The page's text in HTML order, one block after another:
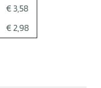
€ 3,58
€ 2,98